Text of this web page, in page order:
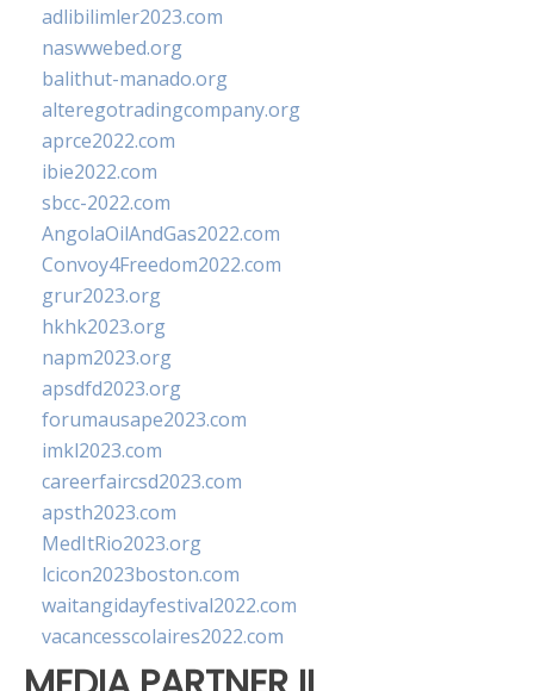
adlibilimler2023.com
naswwebed.org
balithut-manado.org
alteregotradingcompany.org
aprce2022.com
ibie2022.com
sbcc-2022.com
AngolaOilAndGas2022.com
Convoy4Freedom2022.com
grur2023.org
hkhk2023.org
napm2023.org
apsdfd2023.org
forumausape2023.com
imkl2023.com
careerfaircsd2023.com
apsth2023.com
MedItRio2023.org
lcicon2023boston.com
waitangidayfestival2022.com
vacancesscolaires2022.com